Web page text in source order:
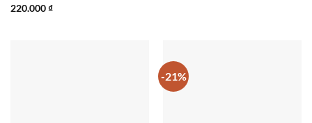
Được xếp
220.000₫
-21%